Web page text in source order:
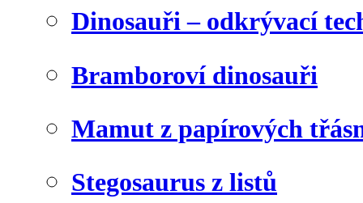
Dinosauři – odkrývací
Bramboroví dinosauři
Mamut z papírových
Stegosaurus z listů